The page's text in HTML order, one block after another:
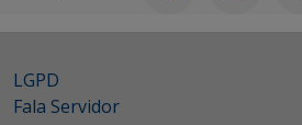
LGPD
Fala Servidor